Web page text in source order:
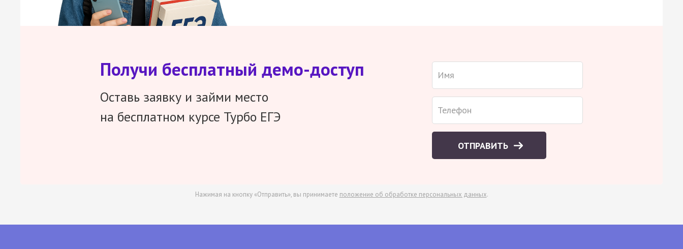
Получи бесплатный демо-доступ
Оставь заявку и займи место
на бесплатном курсе Турбо ЕГЭ
ОТПРАВИТЬ
Нажимая на кнопку «Отправить», вы принимаете положение об обработке персональных данных.